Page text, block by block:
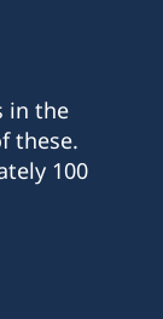
in the
these.
100